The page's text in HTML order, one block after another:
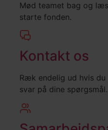
Mød teamet bag og
starte fonden.
Kontakt os
Ræk endelig ud hvis
svar på dine spørgsmål.